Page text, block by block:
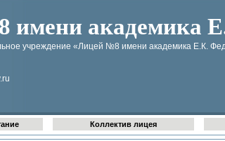
академика
учреждение «Лицей №8 имени академика Е.К.
Коллектив лицея